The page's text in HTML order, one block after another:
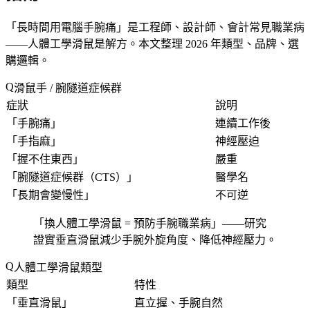
「 長時間用電腦手腕痛 」是工程師、設計師、會計常見職業病
——人體工學滑鼠是解方。本文整理 2026 年類型、品牌、選
購邏輯。
滑鼠手 / 腕隧道症候群
症狀
說明
「 手腕痛 」
連續工作後
「 手指麻 」
神經壓迫
「 握不住東西 」
嚴重
「 腕隧道症候群（CTS） 」
醫學名
「 長期會變慢性 」 不可逆
「 換人體工學滑鼠 = 預防手腕職業病 」——研究
證實垂直滑鼠減少手腕外旋角度、降低神經壓力。
人體工學滑鼠類型
類型
特性
「 垂直滑鼠 」
直立握、手腕自然